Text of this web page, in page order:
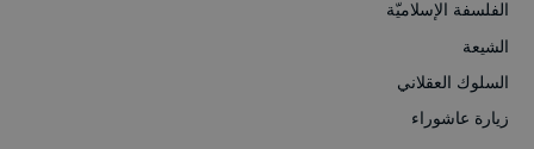
ر
ا
الفلسفة الإسلاميّة
الشيعة
السلوك العقلاني
زيارة عاشوراء